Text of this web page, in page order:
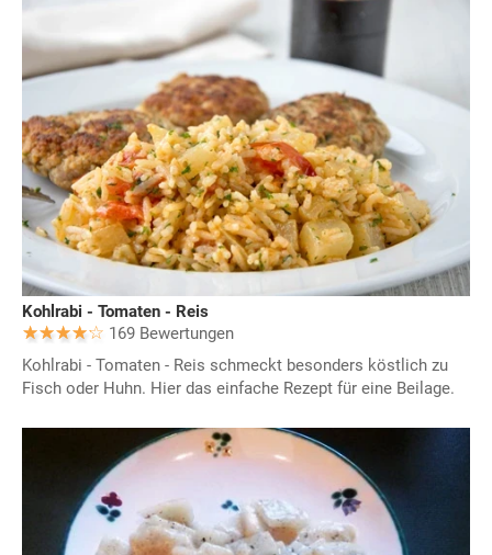
Kohlrabi - Tomaten - Reis
169 Bewertungen
Kohlrabi - Tomaten - Reis schmeckt besonders köstlich zu
Fisch oder Huhn. Hier das einfache Rezept für eine Beilage.